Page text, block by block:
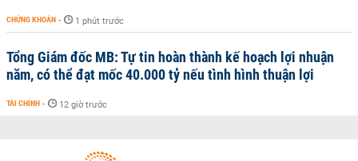
CHỨNG KHOÁN - 1 phút trước
Tổng Giám đốc MB: Tự tin hoàn thành kế hoạch lợi nhuận
năm, có thể đạt mốc 40.000 tỷ nếu tình hình thuận lợi
TÀI CHÍNH - 12 giờ trước